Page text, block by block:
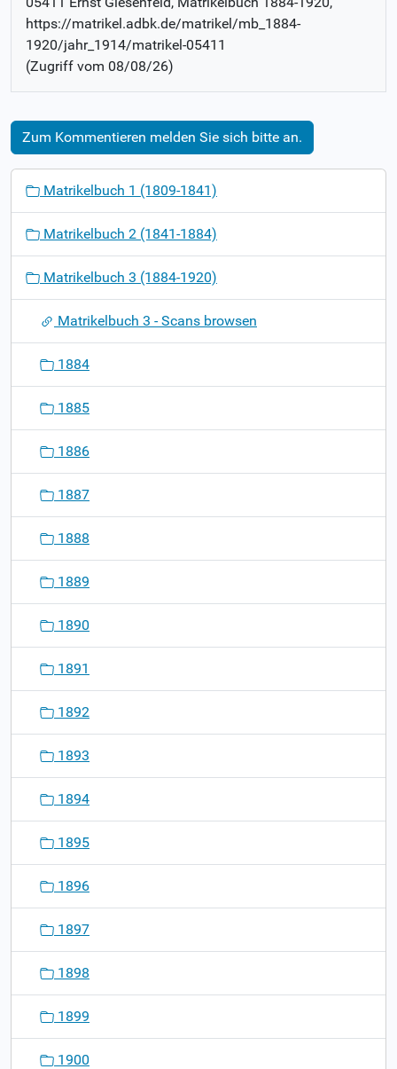
https://matrikel.adbk.de/matrikel/mb_1884-
1920/jahr_1914/matrikel-05411
(Zugriff vom 08/08/26)
Zum Kommentieren melden Sie sich bitte an.
o
Matrikelbuch 1 (1809-1841)
Matrikelbuch 2 (1841-1884)
Matrikelbuch 3 (1884-1920)
Matrikelbuch 3 - Scans browsen
1884
1885
1886
1887
1888
1889
1890
1891
1892
1893
1894
1895
1896
1897
1898
1899
1900